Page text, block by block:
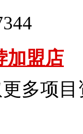
加盟店
多项目